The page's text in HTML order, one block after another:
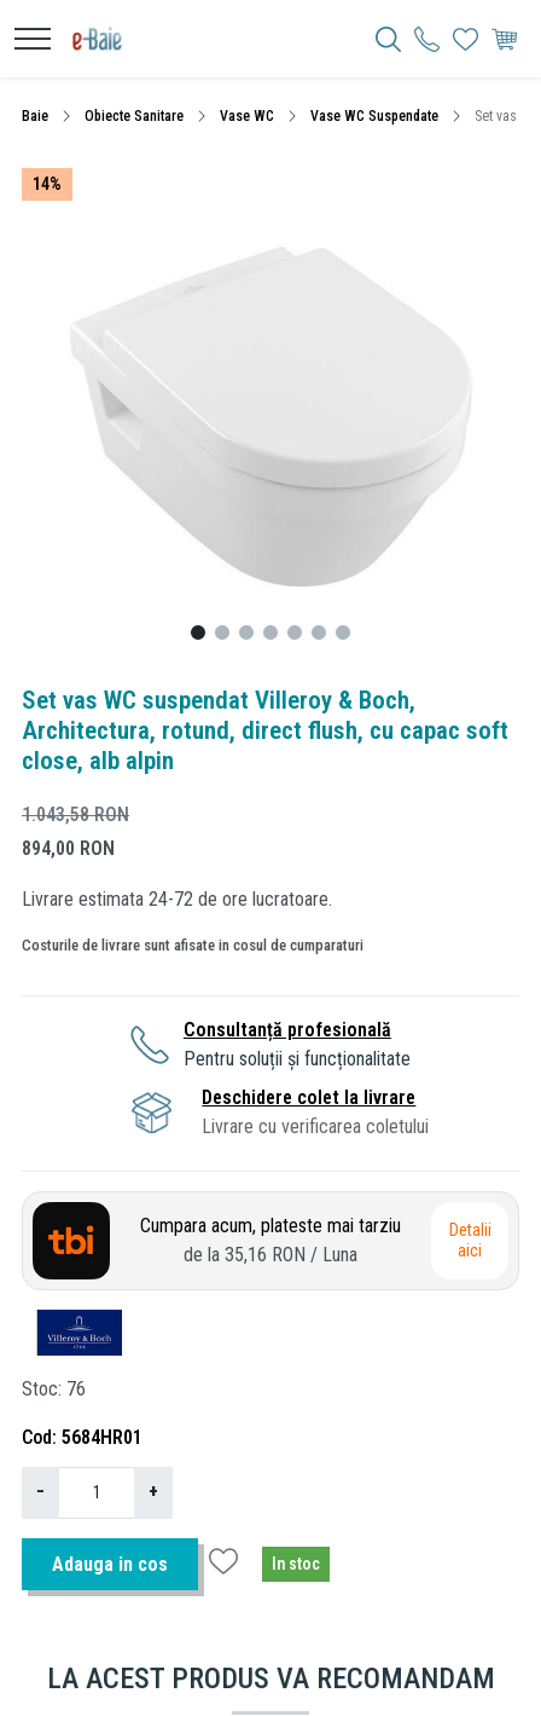
Baie Obiecte Sanitare Vase WC Vase WC Suspendate Set vas
14%
Set vas WC suspendat Villeroy & Boch,
Architectura, rotund, direct flush, cu capac soft
close, alb alpin
1.043,58RON
894,00 RON
Livrare estimata 24-72 de ore lucratoare.
Costurile de livrare sunt afisate in cosul de cumparaturi
Consultanță profesională
Pentru soluții și funcționalitate
Deschidere colet la livrare
Livrare cu verificarea coletului
Cumpara acum, plateste mai tarziu
de la 35,16 RON / Luna
Detalii
aici
Stoc 76
Cod 5684HR01
− +
Adauga in cos In stoc
LA ACEST PRODUS VA RECOMANDAM